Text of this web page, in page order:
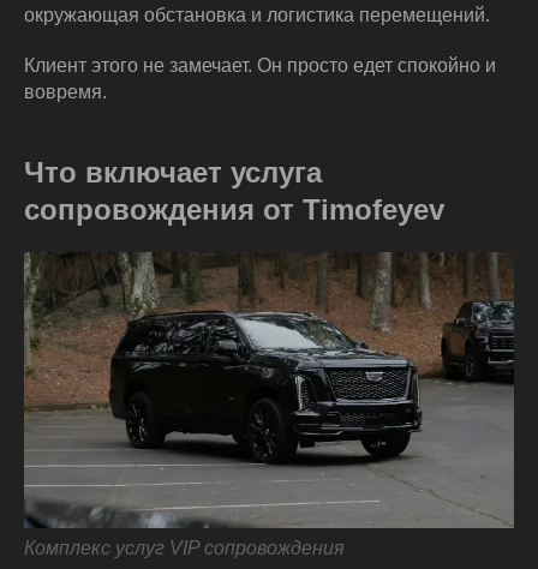
окружающая обстановка и логистика перемещений.
Клиент этого не замечает. Он просто едет спокойно и
вовремя.
Что включает услуга
сопровождения от Timofeyev
Комплекс услуг VIP сопровождения